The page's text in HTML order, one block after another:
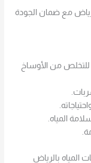
مع ضمان الجودة
من الأوساخ
المياه.
المياه بالرياض